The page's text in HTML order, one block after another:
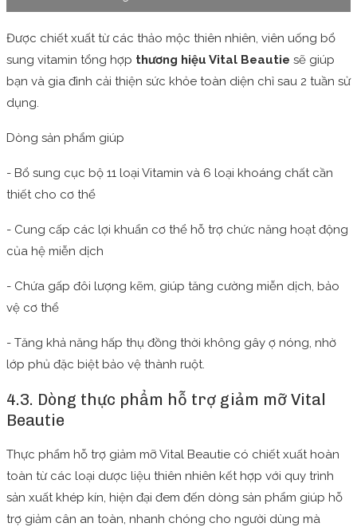
Được chiết xuất từ các thảo mộc thiên nhiên, viên uống bổ
sung vitamin tổng hợp thương hiệu Vital Beautie sẽ giúp
bạn và gia đình cải thiện sức khỏe toàn diện chỉ sau 2 tuần sử
dụng.
Dòng sản phẩm giúp
- Bổ sung cục bộ 11 loại Vitamin và 6 loại khoáng chất cần
thiết cho cơ thể
- Cung cấp các lợi khuẩn cơ thể hỗ trợ chức năng hoạt động
của hệ miễn dịch
- Chứa gấp đôi lượng kẽm, giúp tăng cường miễn dịch, bảo
vệ cơ thể
- Tăng khả năng hấp thụ đồng thời không gây ợ nóng, nhờ
lớp phủ đặc biệt bảo vệ thành ruột.
4.3. Dòng thực phẩm hỗ trợ giảm mỡ Vital
Beautie
Thực phẩm hỗ trợ giảm mỡ Vital Beautie có chiết xuất hoàn
toàn từ các loại dược liệu thiên nhiên kết hợp với quy trình
sản xuất khép kín, hiện đại đem đến dòng sản phẩm giúp hỗ
trợ giảm cân an toàn, nhanh chóng cho người dùng mà